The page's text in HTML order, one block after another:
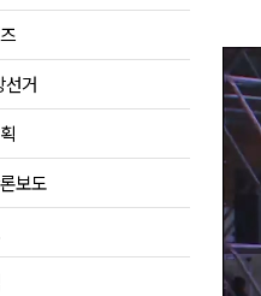
삼척 공공산후조리원 이전 시급
강원자치도교육청 교감급 이상
선거
보도